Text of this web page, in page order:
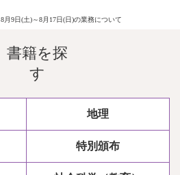
8月9日(土)～8月17日(日)の業務について
書籍を探
す
地理
特別頒布